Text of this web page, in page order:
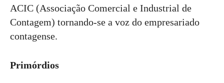
ACIC (Associação Comercial e Industrial de
Contagem) tornando-se a voz do empresariado
contagense.
Primórdios